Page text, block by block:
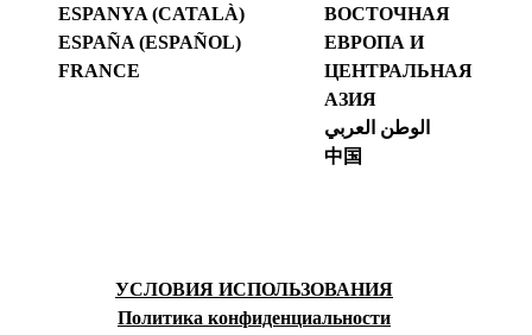
ESPANYA (CATALÀ)
ESPAÑA (ESPAÑOL)
FRANCE
ВОСТОЧНАЯ
ЕВРОПА И
ЦЕНТРАЛЬНАЯ
АЗИЯ
الوطن العربي
中国
УСЛОВИЯ ИСПОЛЬЗОВАНИЯ
Политика конфиденциальности